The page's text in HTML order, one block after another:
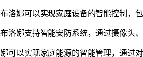
洛娜可以实现家庭设备的智能控制，
洛娜支持智能安防系统，通过摄像头
可以实现家庭能源的智能管理，通过